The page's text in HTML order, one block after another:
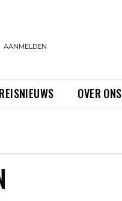
AANMELDEN
REISNIEUWS OVER ONS